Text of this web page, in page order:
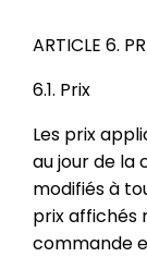
ARTICLE 6.
6.1. Prix
Les prix
au jour de la
modifiés à
prix affichés
commande